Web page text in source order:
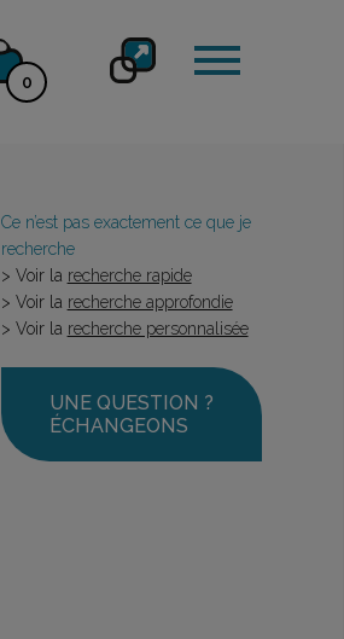
0
Ce n’est pas exactement ce que je
recherche
> Voir la recherche rapide
> Voir la recherche approfondie
> Voir la recherche personnalisée
UNE QUESTION ?
ÉCHANGEONS